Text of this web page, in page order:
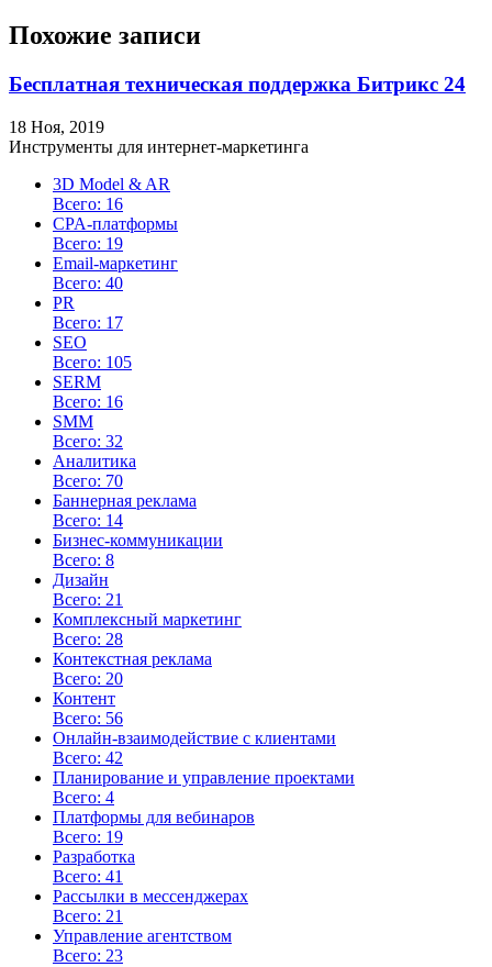
Похожие записи
Бесплатная техническая поддержка Битрикс 24
18 Ноя, 2019
Инструменты для интернет-маркетинга
3D Model & AR
Всего: 16
CPA-платформы
Всего: 19
Email-маркетинг
Всего: 40
PR
Всего: 17
SEO
Всего: 105
SERM
Всего: 16
SMM
Всего: 32
Аналитика
Всего: 70
Баннерная реклама
Всего: 14
Бизнес-коммуникации
Всего: 8
Дизайн
Всего: 21
Комплексный маркетинг
Всего: 28
Контекстная реклама
Всего: 20
Контент
Всего: 56
Онлайн-взаимодействие с клиентами
Всего: 42
Планирование и управление проектами
Всего: 4
Платформы для вебинаров
Всего: 19
Разработка
Всего: 41
Рассылки в мессенджерах
Всего: 21
Управление агентством
Всего: 23